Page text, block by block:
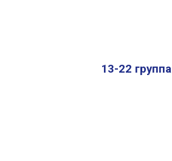
13-22 группа